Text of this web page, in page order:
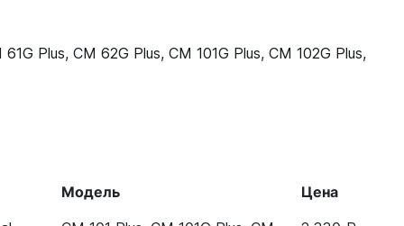
61G Plus, CM 62G Plus, CM 101G Plus, CM 102G Plus,
Модель
Цена